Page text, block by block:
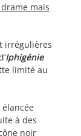
mais
irrégulières
Iphigénie
limité au
à des
noir